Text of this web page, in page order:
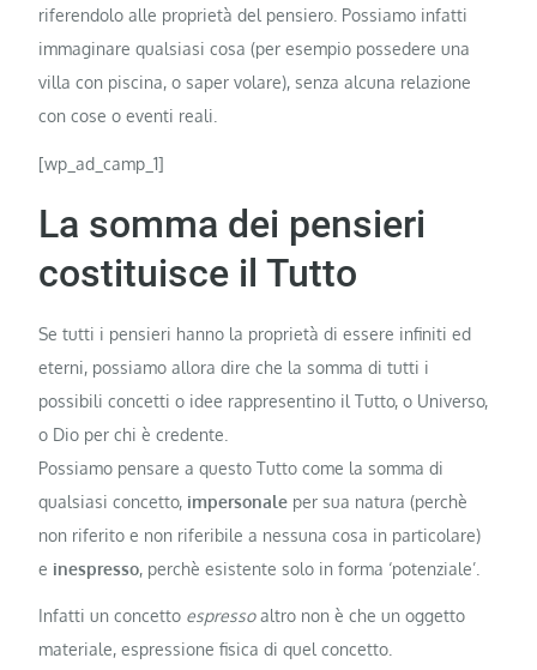
riferendolo alle proprietà del pensiero. Possiamo infatti
immaginare qualsiasi cosa (per esempio possedere una
villa con piscina, o saper volare), senza alcuna relazione
con cose o eventi reali.
[wp_ad_camp_1]
La somma dei pensieri
costituisce il Tutto
Se tutti i pensieri hanno la proprietà di essere infiniti ed
eterni, possiamo allora dire che la somma di tutti i
possibili concetti o idee rappresentino il Tutto, o Universo,
o Dio per chi è credente.
Possiamo pensare a questo Tutto come la somma di
qualsiasi concetto, impersonale per sua natura (perchè
non riferito e non riferibile a nessuna cosa in particolare)
e inespresso, perchè esistente solo in forma ‘potenziale’.
Infatti un concetto espressoaltro non è che un oggetto
materiale, espressione fisica di quel concetto.